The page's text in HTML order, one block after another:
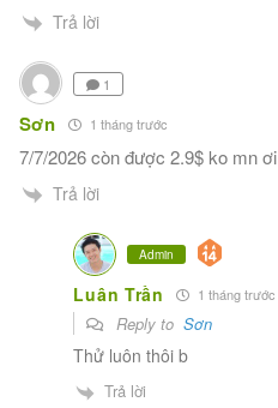
Trả lời
1
Sơn 1 tháng trước
7/7/2026 còn được 2.9$ ko mn ơi
Trả lời
Admin
Luân Trần 1 tháng trước
Reply toSơn
Thử luôn thôi b
Trả lời